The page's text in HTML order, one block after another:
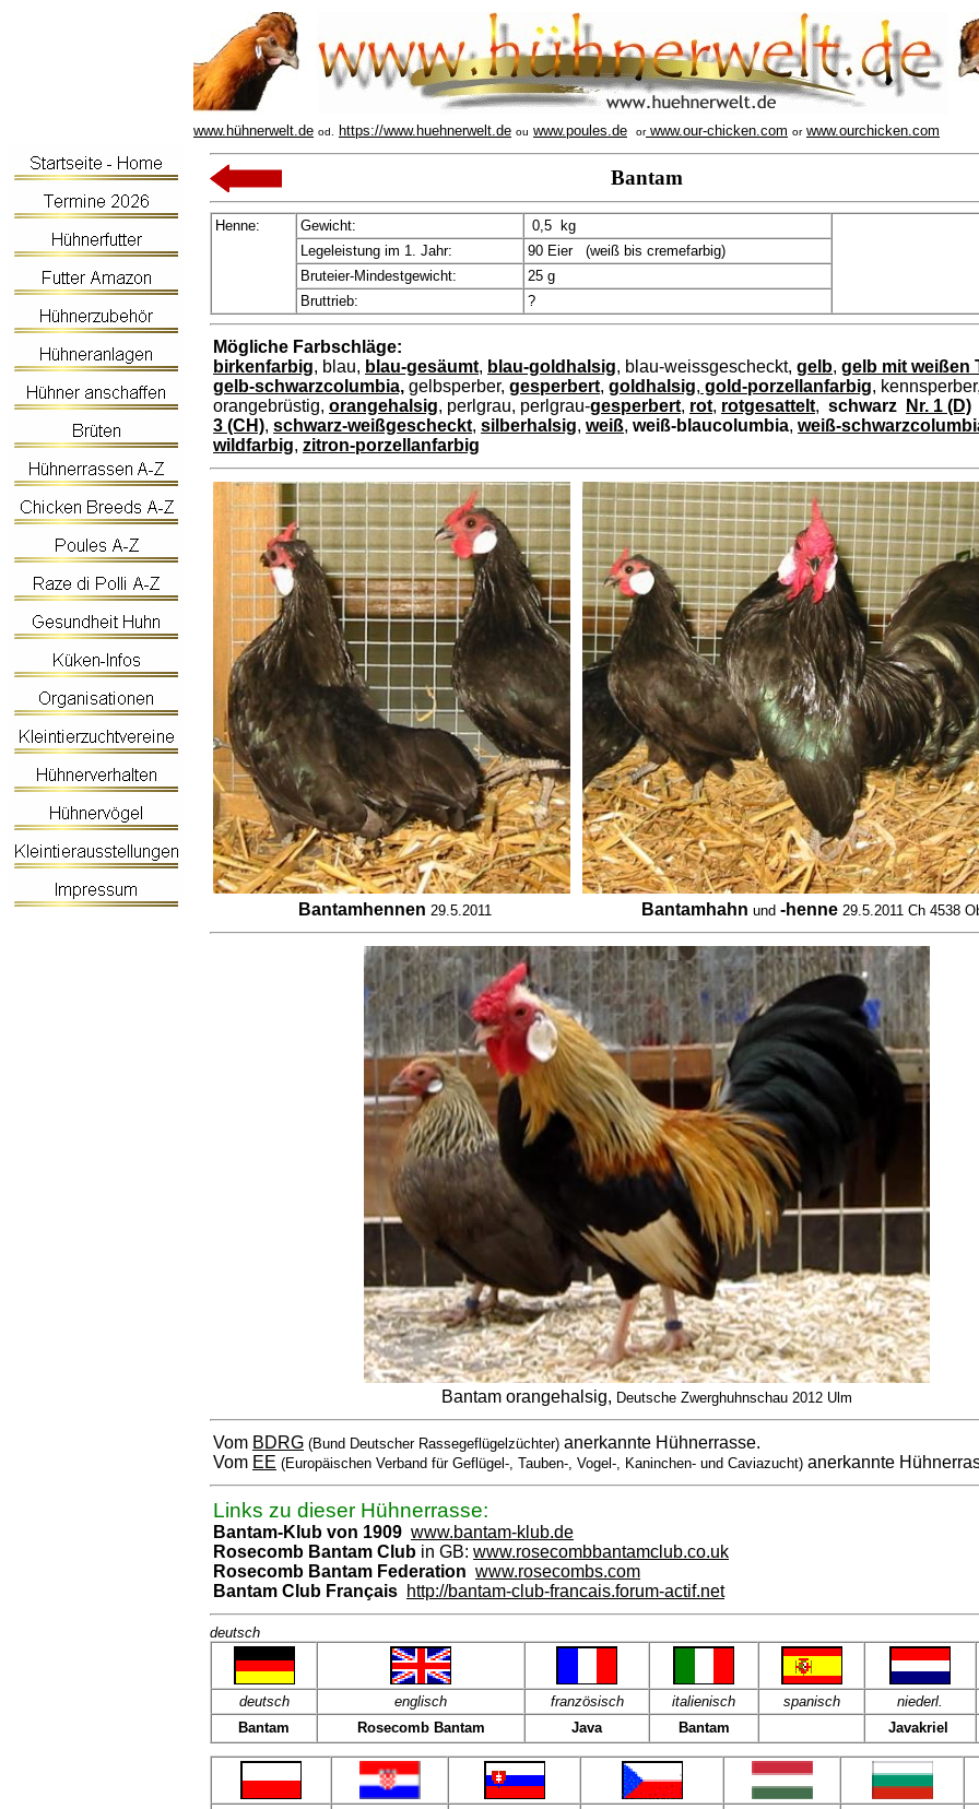
www.hühnerwelt.de od. https://www.huehnerwelt.de ou www.poules.de orwww.our-chicken.com or www.ourchicken.com
Bantam
Henne: Gewicht:
0,5 kg
Legeleistung im 1. Jahr:
90 Eier (weiß bis cremefarbig)
Bruteier-Mindestgewicht:
25 g
Bruttrieb:
?
Mögliche Farbschläge:
birkenfarbig, blau, blau-gesäumt, blau-goldhalsig, blau-weissgescheckt, gelb, gelb mit weißen
gelb-schwarzcolumbia, gelbsperber, gesperbert, goldhalsig, gold-porzellanfarbig,
orangebrüstig, orangehalsig, perlgrau, perlgrau-gesperbert, rot, rotgesattelt, schwarz
Nr. 1 (D)
3 (CH), schwarz-weißgescheckt, silberhalsig, weiß, weiß-blaucolumbia, weiß-
wildfarbig, zitron-porzellanfarbig
Bantamhennen 29.5.2011 Bantamhahn und -henne 29.5.2011 Ch 4538
Bantam orangehalsig, Deutsche Zwerghuhnschau 2012 Ulm
Vom BDRG (Bund Deutscher Rassegeflügelzüchter) anerkannte Hühnerrasse.
Vom EE (Europäischen Verband für Geflügel-, Tauben-, Vogel-, Kaninchen- und Caviazucht) anerkannte
Links zu dieser Hühnerrasse:
Bantam-Klub von 1909 www.bantam-klub.de
Rosecomb Bantam Club in GB: www.rosecombbantamclub.co.uk
Rosecomb Bantam Federation www.rosecombs.com
Bantam Club Français http://bantam-club-francais.forum-actif.net
deutsch
deutsch englisch französisch italienisch spanisch
niederl.
Bantam
Rosecomb Bantam Java Bantam Javakriel